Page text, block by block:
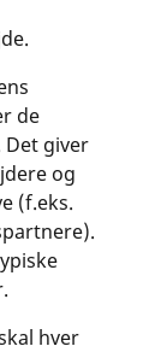
de
giver
og
(f.eks.
hver